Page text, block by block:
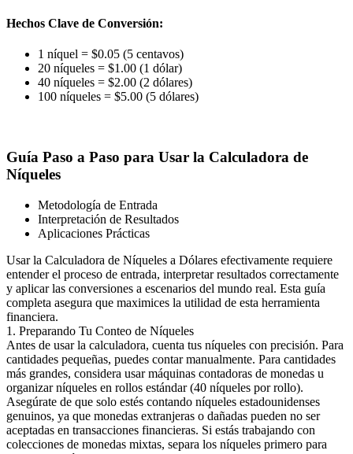
Hechos Clave de Conversión:
1 níquel = $0.05 (5 centavos)
20 níqueles = $1.00 (1 dólar)
40 níqueles = $2.00 (2 dólares)
100 níqueles = $5.00 (5 dólares)
Guía Paso a Paso para Usar la Calculadora de
Níqueles
Metodología de Entrada
Interpretación de Resultados
Aplicaciones Prácticas
Usar la Calculadora de Níqueles a Dólares efectivamente requiere
entender el proceso de entrada, interpretar resultados correctamente
y aplicar las conversiones a escenarios del mundo real. Esta guía
completa asegura que maximices la utilidad de esta herramienta
financiera.
1. Preparando Tu Conteo de Níqueles
Antes de usar la calculadora, cuenta tus níqueles con precisión. Para
cantidades pequeñas, puedes contar manualmente. Para cantidades
más grandes, considera usar máquinas contadoras de monedas u
organizar níqueles en rollos estándar (40 níqueles por rollo).
Asegúrate de que solo estés contando níqueles estadounidenses
genuinos, ya que monedas extranjeras o dañadas pueden no ser
aceptadas en transacciones financieras. Si estás trabajando con
colecciones de monedas mixtas, separa los níqueles primero para